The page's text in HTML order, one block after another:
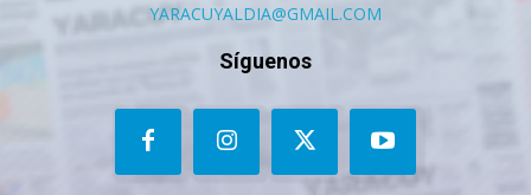
YARACUYALDIA@GMAIL.COM
Síguenos